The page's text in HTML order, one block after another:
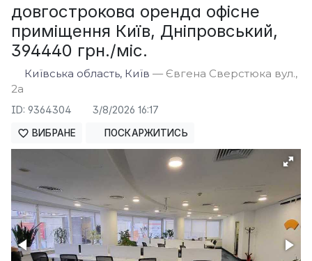
довгострокова оренда офісне
приміщення Київ, Дніпровський,
394440 грн./міс.
Київська область, Київ — Євгена Сверстюка вул.,
2а
ID: 9364304 3/8/2026 16:17
ВИБРАНЕ ПОСКАРЖИТИСЬ